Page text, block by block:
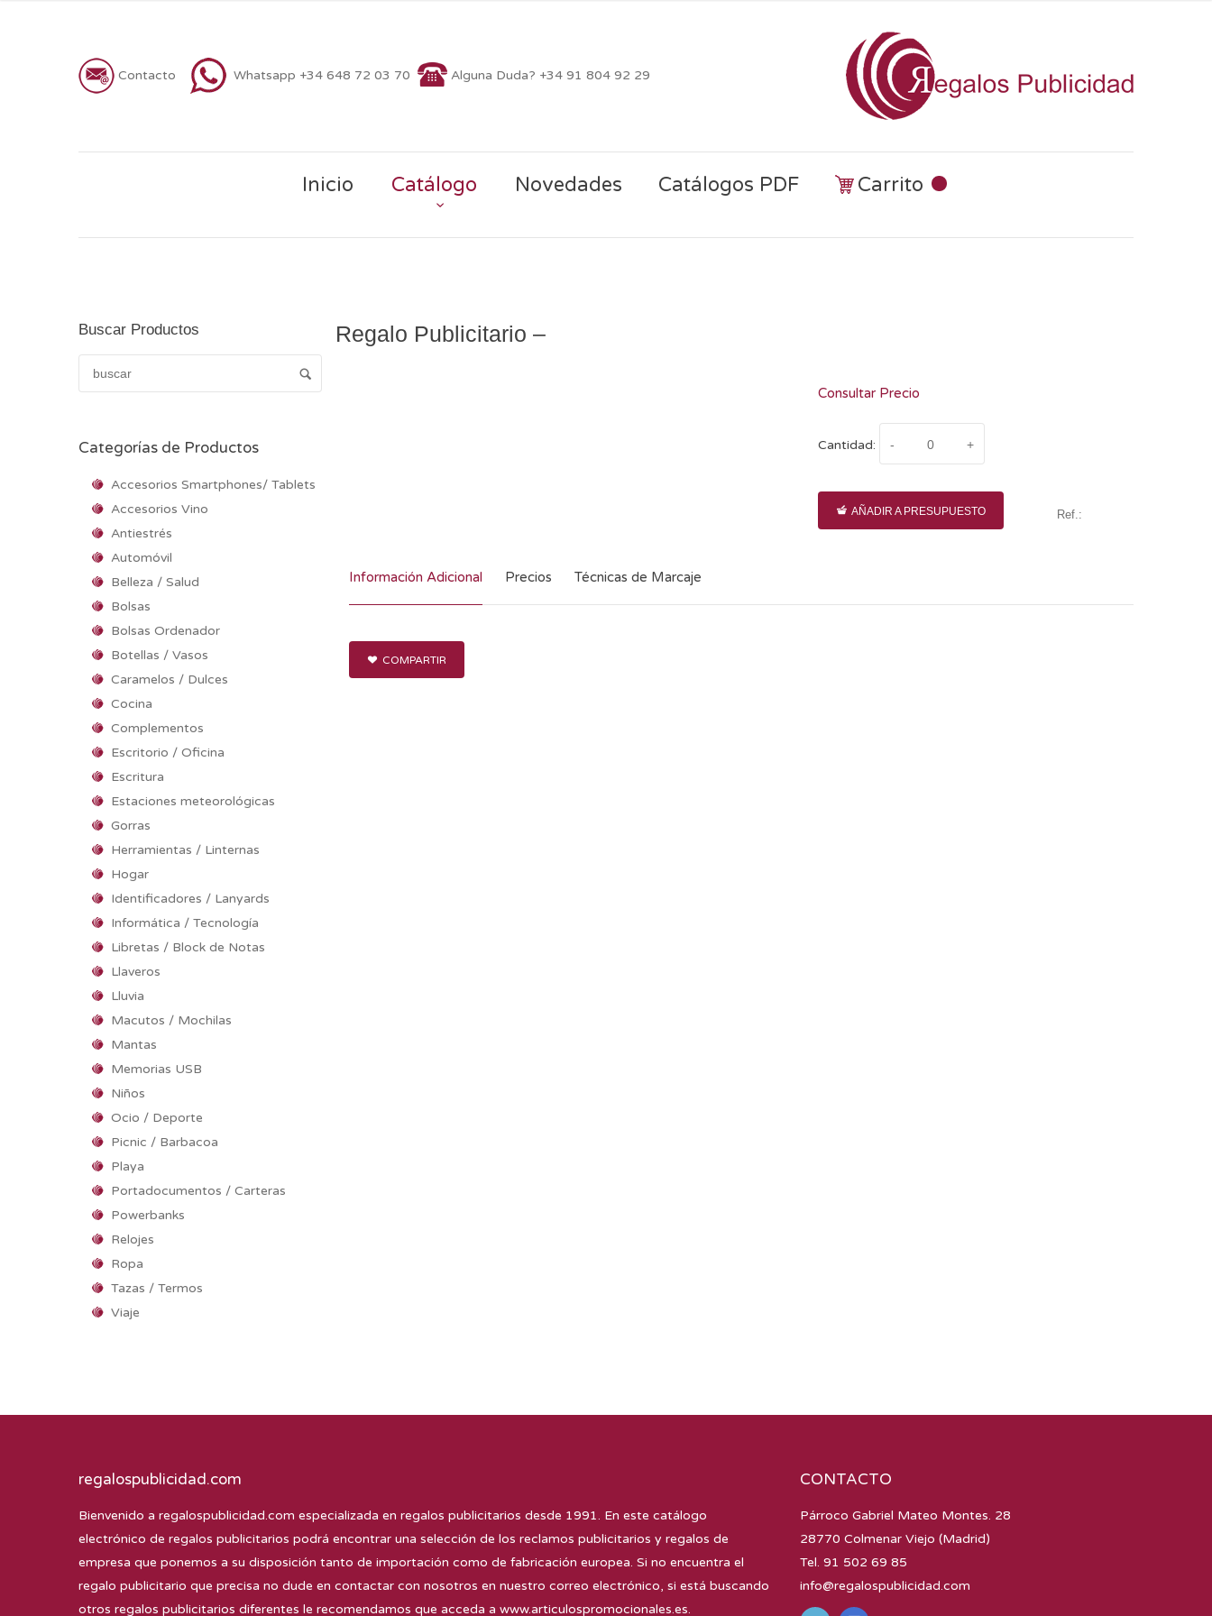
Contacto Whatsapp +34 648 72 03 70 Alguna Duda? +34 91 804 92 29
Inicio Catálogo Novedades Catálogos PDF Carrito
Buscar Productos
Categorías de Productos
Accesorios Smartphones/ Tablets
Accesorios Vino
Antiestrés
Automóvil
Belleza / Salud
Bolsas
Bolsas Ordenador
Botellas / Vasos
Caramelos / Dulces
Cocina
Complementos
Escritorio / Oficina
Escritura
Estaciones meteorológicas
Gorras
Herramientas / Linternas
Hogar
Identificadores / Lanyards
Informática / Tecnología
Libretas / Block de Notas
Llaveros
Lluvia
Macutos / Mochilas
Mantas
Memorias USB
Niños
Ocio / Deporte
Picnic / Barbacoa
Playa
Portadocumentos / Carteras
Powerbanks
Relojes
Ropa
Tazas / Termos
Viaje
Regalo Publicitario –
Consultar Precio
Cantidad:
AÑADIR A PRESUPUESTO Ref.:
Información Adicional Precios Técnicas de Marcaje
COMPARTIR
regalospublicidad.com
Bienvenido a regalospublicidad.com especializada en regalos publicitarios desde 1991. En este catálogo
electrónico de regalos publicitarios podrá encontrar una selección de los reclamos publicitarios y regalos de
empresa que ponemos a su disposición tanto de importación como de fabricación europea. Si no encuentra el
regalo publicitario que precisa no dude en contactar con nosotros en nuestro correo electrónico, si está buscando
otros regalos publicitarios diferentes le recomendamos que acceda a www.articulospromocionales.es.
CONTACTO
Párroco Gabriel Mateo Montes. 28
28770 Colmenar Viejo (Madrid)
Tel. 91 502 69 85
info@regalospublicidad.com